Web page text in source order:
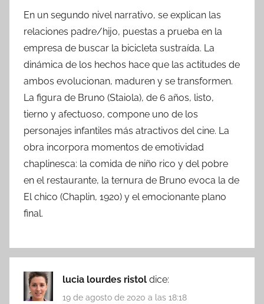
En un segundo nivel narrativo, se explican las
relaciones padre/hijo, puestas a prueba en la
empresa de buscar la bicicleta sustraída. La
dinámica de los hechos hace que las actitudes de
ambos evolucionan, maduren y se transformen.
La figura de Bruno (Staiola), de 6 años, listo,
tierno y afectuoso, compone uno de los
personajes infantiles más atractivos del cine. La
obra incorpora momentos de emotividad
chaplinesca: la comida de niño rico y del pobre
en el restaurante, la ternura de Bruno evoca la de
El chico (Chaplin, 1920) y el emocionante plano
final.
lucia lourdes ristol dice:
19 de agosto de 2020 a las 18:18